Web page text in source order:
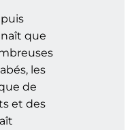
que
les
de
et des